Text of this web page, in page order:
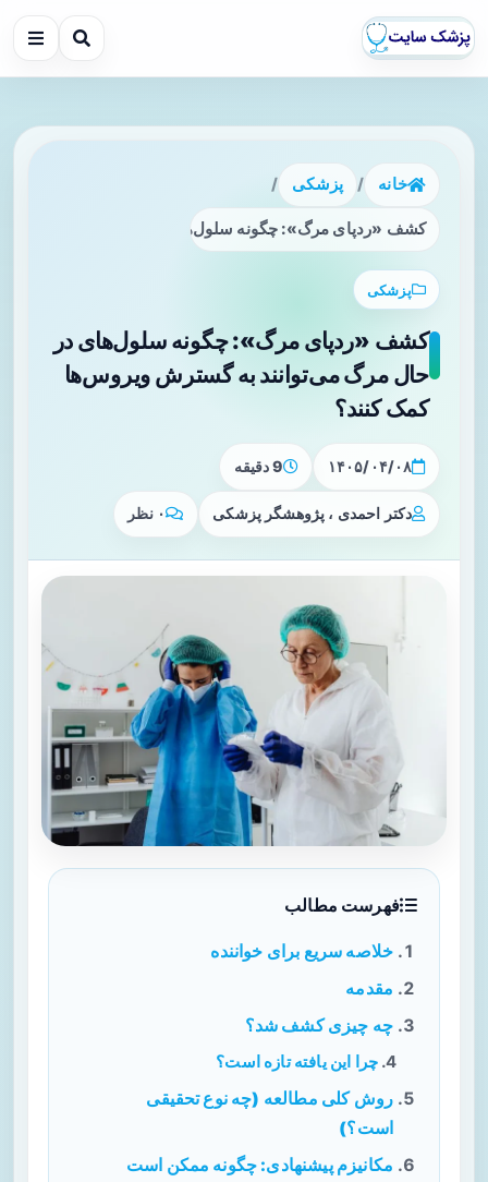
خانه / پزشکی /
کشف «ردپای مرگ»: چگونه سلول‌های در حال مرگ می‌توانند
پزشکی
کشف «ردپای مرگ»: چگونه سلول‌های در
حال مرگ می‌توانند به گسترش ویروس‌ها
کمک کنند؟
۱۴۰۵/۰۴/۰۸ 9 دقیقه
دکتر احمدی ، پژوهشگر پزشکی ۰ نظر
فهرست مطالب
خلاصه سریع برای خواننده
مقدمه
چه چیزی کشف شد؟
چرا این یافته تازه است؟
روش کلی مطالعه (چه نوع تحقیقی
است؟)
مکانیزم پیشنهادی: چگونه ممکن است